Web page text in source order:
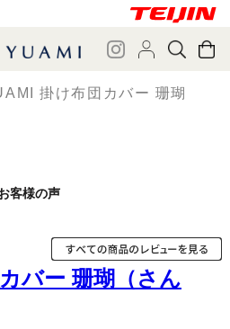
掛け布団カバー 珊瑚
客様の声
バー 珊瑚（さん